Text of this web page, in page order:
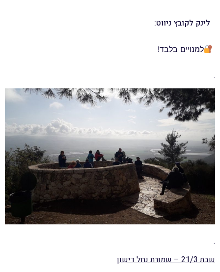
לינק לקובץ ניווט:
למנויים בלבד!
.
.
שבת 21/3 – שמורת נחל דישון